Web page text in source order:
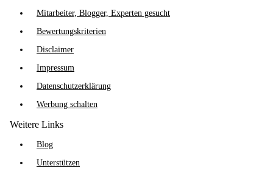
Mitarbeiter, Blogger, Experten gesucht
Bewertungskriterien
Disclaimer
Impressum
Datenschutzerklärung
Werbung schalten
Weitere Links
Blog
Unterstützen